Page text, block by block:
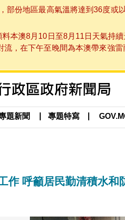
部份地區最高氣溫將達到36度
本澳8月10日至8月11日天氣持
，在下午至晚間為本澳帶來強
題新聞 專題特寫
作 呼籲居民勤清積水和